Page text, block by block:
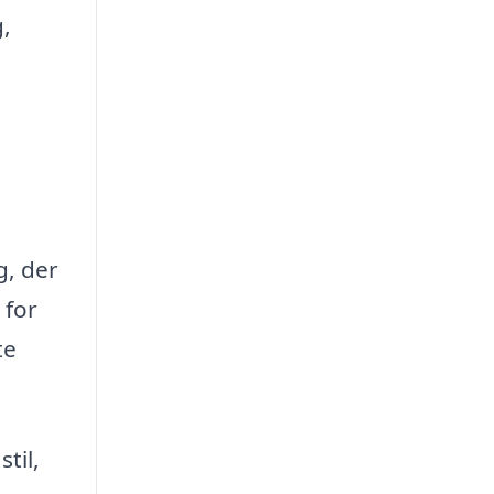
der
for